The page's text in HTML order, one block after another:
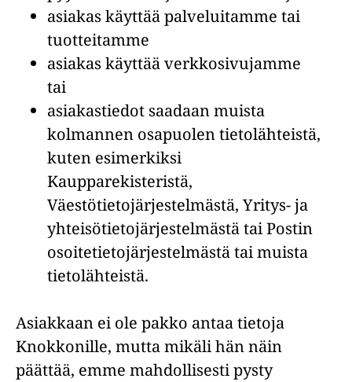
asiakas käyttää palveluitamme tai
tuotteitamme
asiakas käyttää verkkosivujamme
tai
asiakastiedot saadaan muista
kolmannen osapuolen tietolähteistä,
kuten esimerkiksi
Kaupparekisteristä,
Väestötietojärjestelmästä, Yritys- ja
yhteisötietojärjestelmästä tai Postin
osoitetietojärjestelmästä tai muista
tietolähteistä.
Asiakkaan ei ole pakko antaa tietoja
Knokkonille, mutta mikäli hän näin
päättää, emme mahdollisesti pysty